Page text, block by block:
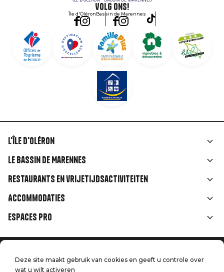
Volg ons!
Île d'OléronBassin de Marennes
Liens
rubriques
L'île d'Oléron
Le Bassin de Marennes
Restaurants en vrijetijdsactiviteiten
Accommodaties
Espaces Pro
Menu
Juridische informatie
Druk op
Deze site maakt gebruik van cookies en geeft u controle over
wat u wilt activeren